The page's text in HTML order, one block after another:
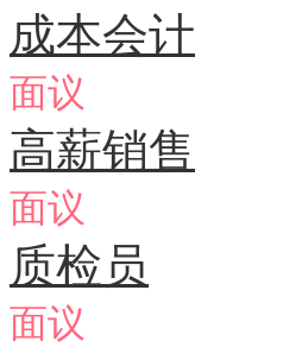
成本会计
面议
高薪销售
面议
质检员
面议